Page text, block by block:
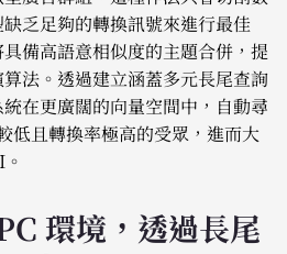
乏足夠的轉換訊號來進行最佳
備高語意相似度的主題合併，提
法。透過建立涵蓋多元長尾查詢
在更廣闊的向量空間中，自動尋
低且轉換率極高的受眾，進而大
環境，透過長尾